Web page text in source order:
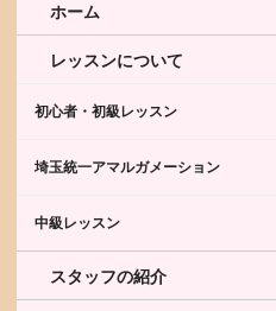
ホーム
レッスンについて
初心者・初級レッスン
埼玉統一アマルガメーション
中級レッスン
スタッフの紹介